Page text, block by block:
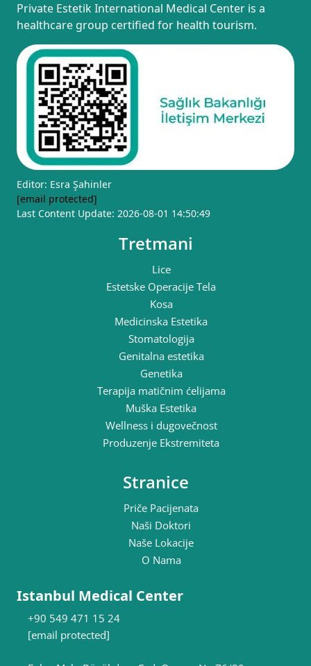
Private Estetik International Medical Center is a
healthcare group certified for health tourism.
Editor: Esra Şahinler
[email protected]
Last Content Update: 2026-08-01 14:50:49
Tretmani
Lice
Estetske Operacije Tela
Kosa
Medicinska Estetika
Stomatologija
Genitalna estetika
Genetika
Terapija matičnim ćelijama
Muška Estetika
Wellness i dugovečnost
Produzenje Ekstremiteta
Stranice
Priče Pacijenata
Naši Doktori
Naše Lokacije
O Nama
Istanbul Medical Center
+90 549 471 15 24
[email protected]